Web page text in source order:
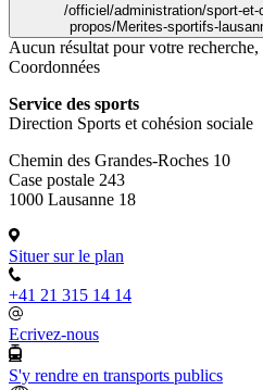
/officiel/administration/sport-
propos/Merites-sportifs-
Aucun résultat pour votre
Coordonnées
Service des sports
Direction Sports et cohésion sociale
Chemin des Grandes-Roches 10
Case postale 243
1000 Lausanne 18
Situer sur le plan
+41 21 315 14 14
Ecrivez-nous
S'y rendre en transports publics